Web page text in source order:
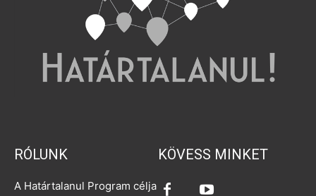
RÓLUNK
A Határtalanul Program célja
KÖVESS MINKET